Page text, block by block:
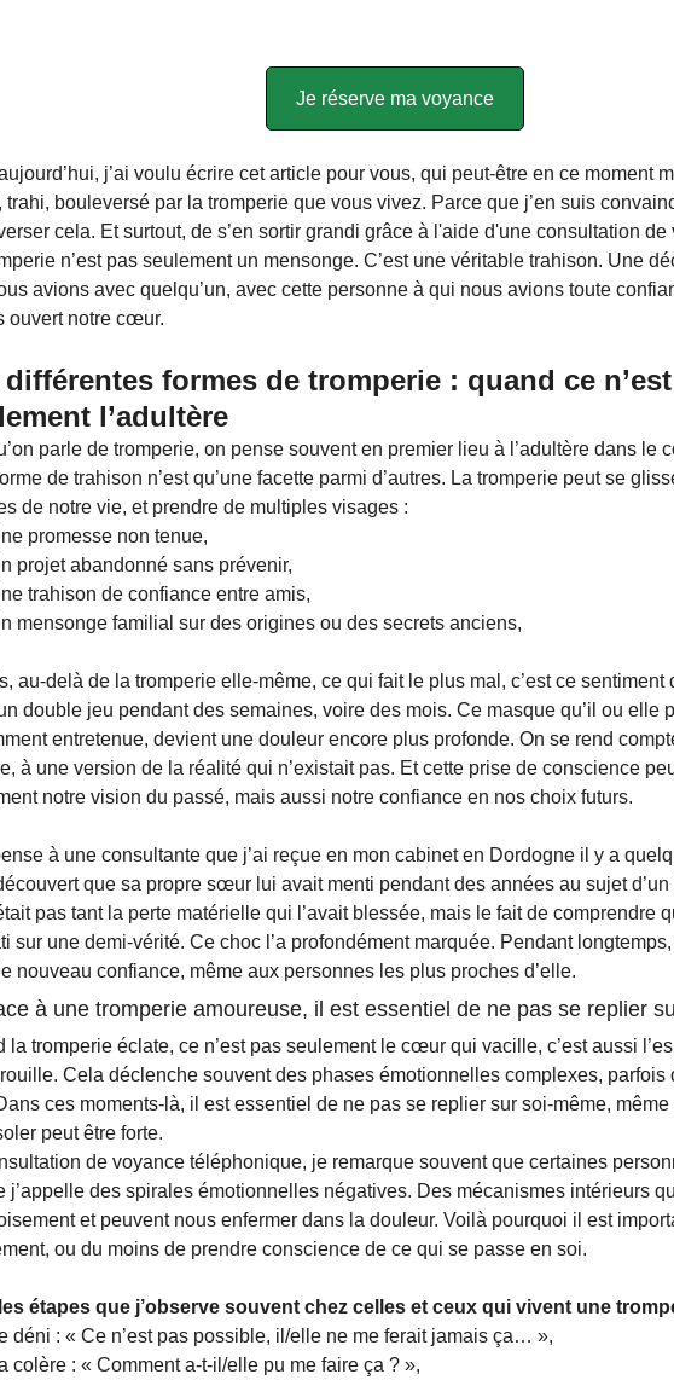
Je réserve ma voyance
j’ai voulu écrire cet article pour vous, qui peut-être en ce moment
trahi, bouleversé par la tromperie que vous vivez. Parce que j’en suis
cela. Et surtout, de s’en sortir grandi grâce à l'aide d'une consultation de
n’est pas seulement un mensonge. C’est une véritable trahison. Une
avions avec quelqu’un, avec cette personne à qui nous avions toute
ouvert notre cœur.
différentes formes de tromperie : quand ce
l’adultère
parle de tromperie, on pense souvent en premier lieu à l’adultère dans le
de trahison n’est qu’une facette parmi d’autres. La tromperie peut se
de notre vie, et prendre de multiples visages :
promesse non tenue,
projet abandonné sans prévenir,
trahison de confiance entre amis,
mensonge familial sur des origines ou des secrets anciens,
au-delà de la tromperie elle-même, ce qui fait le plus mal, c’est ce sentiment
double jeu pendant des semaines, voire des mois. Ce masque qu’il ou elle
entretenue, devient une douleur encore plus profonde. On se rend
à une version de la réalité qui n’existait pas. Et cette prise de conscience
notre vision du passé, mais aussi notre confiance en nos choix futurs.
à une consultante que j’ai reçue en mon cabinet en Dordogne il y a
que sa propre sœur lui avait menti pendant des années au sujet
pas tant la perte matérielle qui l’avait blessée, mais le fait de comprendre
sur une demi-vérité. Ce choc l’a profondément marquée. Pendant
nouveau confiance, même aux personnes les plus proches d’elle.
à une tromperie amoureuse, il est essentiel de ne pas se replier
la tromperie éclate, ce n’est pas seulement le cœur qui vacille, c’est aussi
Cela déclenche souvent des phases émotionnelles complexes, parfois
ces moments-là, il est essentiel de ne pas se replier sur soi-même, même
peut être forte.
de voyance téléphonique, je remarque souvent que certaines
j’appelle des spirales émotionnelles négatives. Des mécanismes intérieurs
et peuvent nous enfermer dans la douleur. Voilà pourquoi il est
ou du moins de prendre conscience de ce qui se passe en soi.
étapes que j’observe souvent chez celles et ceux qui vivent une
déni : « Ce n’est pas possible, il/elle ne me ferait jamais ça… »,
colère : « Comment a-t-il/elle pu me faire ça ? »,